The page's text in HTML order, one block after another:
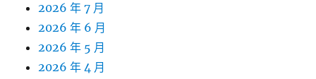
2026 年 7 月
2026 年 6 月
2026 年 5 月
2026 年 4 月